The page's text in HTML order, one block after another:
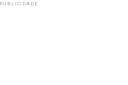
PUBLICIDADE